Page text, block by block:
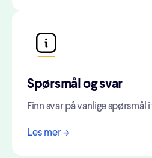
Spørsmål og svar
Finn svar på vanlige spørsmål
Les mer ->